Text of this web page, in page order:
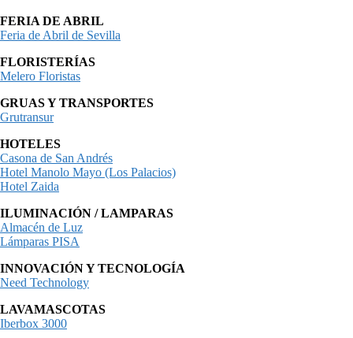
FERIA DE ABRIL
Feria de Abril de Sevilla
FLORISTERÍAS
Melero Floristas
GRUAS Y TRANSPORTES
Grutransur
HOTELES
Casona de San Andrés
Hotel Manolo Mayo (Los Palacios)
Hotel Zaida
ILUMINACIÓN / LAMPARAS
Almacén de Luz
Lámparas PISA
INNOVACIÓN Y TECNOLOGÍA
Need Technology
LAVAMASCOTAS
Iberbox 3000